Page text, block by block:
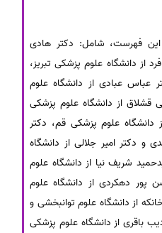
این فهرست، شامل: دکتر هادی
از دانشگاه علوم پزشکی تبریز،
عباس عبادی از دانشگاه علوم
قشلاق از دانشگاه علوم پزشکی
علوم پزشکی قم، دکتر
و دکتر امیر جلالی از دانشگاه
شریف نیا از دانشگاه علوم
پور دهکردی از دانشگاه علوم
از دانشگاه علوم توانبخشی و
باقری از دانشگاه علوم پزشکی